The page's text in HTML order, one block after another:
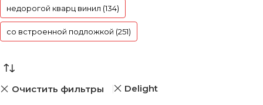
недорогой кварц винил (134)
со встроенной подложкой (251)
Очистить фильтры Delight